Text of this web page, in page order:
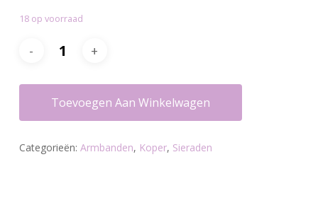
18 op voorraad
Toevoegen Aan Winkelwagen
Categorieën: Armbanden, Koper, Sieraden